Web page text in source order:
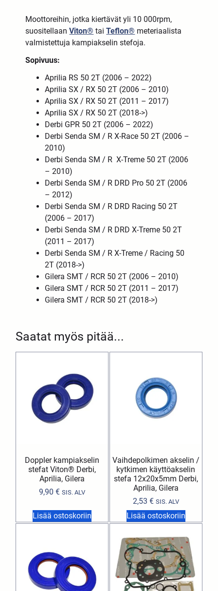
Saatat myös pitää...
Doppler kampiakselin
stefat Viton® Derbi,
Aprilia, Gilera
9,90€ SIS. ALV
Lisää ostoskoriin
Vaihdepolkimen akselin /
kytkimen käyttöakselin
stefa 12x20x5mm Derbi,
Aprilia, Gilera
2,53 € SIS. ALV
Lisää ostoskoriin
Moottoreihin, jotka kiertävät yli 10 000rpm,
suositellaanViton® taiTeflon® meteriaalista
valmistettuja kampiakselin stefoja.
Sopivuus:
Aprilia RS 50 2T (2006 – 2022)
Aprilia SX / RX 50 2T (2006 – 2010)
Aprilia SX / RX 50 2T (2011 – 2017)
Aprilia SX / RX 50 2T (2018->)
Derbi GPR 50 2T (2006 – 2022)
Derbi Senda SM / R X-Race 50 2T (2006 –
2010)
Derbi Senda SM / R X-Treme 50 2T (2006
– 2010)
Derbi Senda SM / R DRD Pro 50 2T (2006
– 2012)
Derbi Senda SM / R DRD Racing 50 2T
(2006 – 2017)
Derbi Senda SM / R DRD X-Treme 50 2T
(2011 – 2017)
Derbi Senda SM / R X-Treme / Racing 50
2T (2018->)
Gilera SMT / RCR 50 2T (2006 – 2010)
Gilera SMT / RCR 50 2T (2011 – 2017)
Gilera SMT / RCR 50 2T (2018->)